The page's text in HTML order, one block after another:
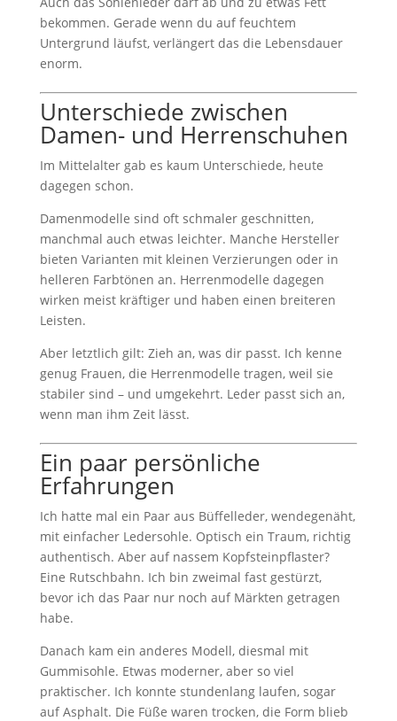
bekommen. Gerade wenn du auf feuchtem
Untergrund läufst, verlängert das die Lebensdauer
enorm.
Unterschiede zwischen
Damen- und Herrenschuhen
Im Mittelalter gab es kaum Unterschiede, heute
dagegen schon.
Damenmodelle sind oft schmaler geschnitten,
manchmal auch etwas leichter. Manche Hersteller
bieten Varianten mit kleinen Verzierungen oder in
helleren Farbtönen an. Herrenmodelle dagegen
wirken meist kräftiger und haben einen breiteren
Leisten.
Aber letztlich gilt: Zieh an, was dir passt. Ich kenne
genug Frauen, die Herrenmodelle tragen, weil sie
stabiler sind – und umgekehrt. Leder passt sich an,
wenn man ihm Zeit lässt.
Ein paar persönliche
Erfahrungen
Ich hatte mal ein Paar aus Büffelleder, wendegenäht,
mit einfacher Ledersohle. Optisch ein Traum, richtig
authentisch. Aber auf nassem Kopfsteinpflaster?
Eine Rutschbahn. Ich bin zweimal fast gestürzt,
bevor ich das Paar nur noch auf Märkten getragen
habe.
Danach kam ein anderes Modell, diesmal mit
Gummisohle. Etwas moderner, aber so viel
praktischer. Ich konnte stundenlang laufen, sogar
auf Asphalt. Die Füße waren trocken, die Form blieb